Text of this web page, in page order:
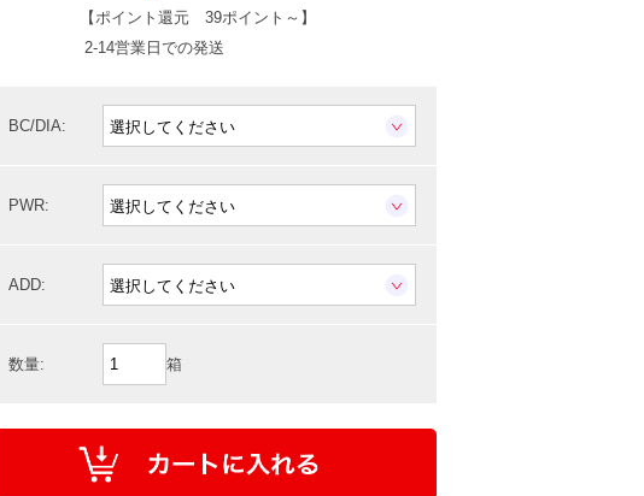
【ポイント還元 39ポイント～ 】
2-14営業日での発送
BC/DIA:
PWR:
ADD:
数量: 箱